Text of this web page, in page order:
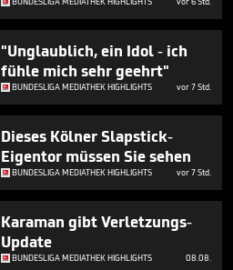
"Unglaublich, ein Idol - ich
fühle mich sehr geehrt"
BUNDESLIGA MEDIATHEK HIGHLIGHTS vor 7 Std.
Dieses Kölner Slapstick-
Eigentor müssen Sie sehen
BUNDESLIGA MEDIATHEK HIGHLIGHTS vor 7 Std.
Karaman gibt Verletzungs-
Update
BUNDESLIGA MEDIATHEK HIGHLIGHTS 08.08.